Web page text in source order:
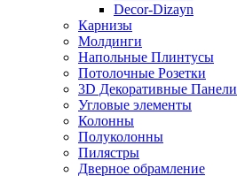
Decor-Dizayn
Карнизы
Молдинги
Напольные Плинтусы
Потолочные Розетки
3D Декоративные Панели
Угловые элементы
Колонны
Полуколонны
Пилястры
Дверное обрамление